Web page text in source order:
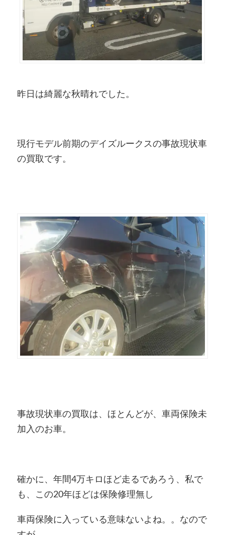
昨日は綺麗な秋晴れでした。
現行モデル前期のデイズルークスの事故現状車
の買取です。
事故現状車の買取は、ほとんどが、車両保険未
加入のお車。
確かに、年間4万キロほど走るであろう、私で
も、この20年ほどは保険修理無し
車両保険に入っている意味ないよね。。なので